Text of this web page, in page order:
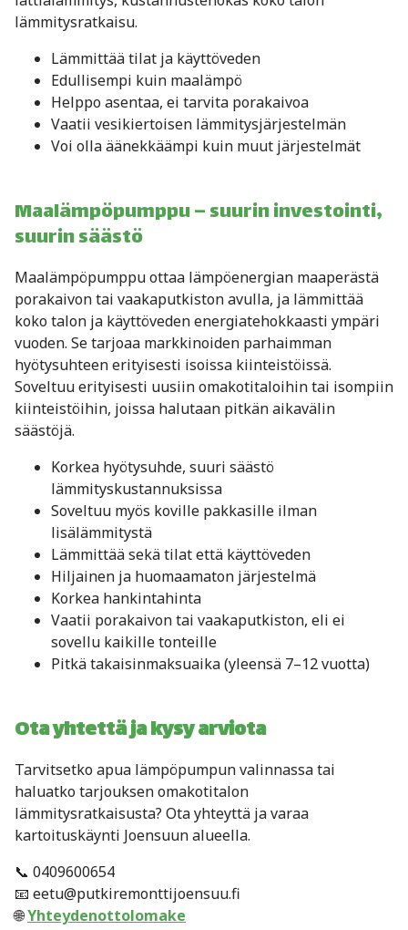
lämmitysratkaisu.
Lämmittää tilat ja käyttöveden
Edullisempi kuin maalämpö
Helppo asentaa, ei tarvita porakaivoa
Vaatii vesikiertoisen lämmitysjärjestelmän
Voi olla äänekkäämpi kuin muut järjestelmät
Maalämpöpumppu – suurin investointi,
suurin säästö
Maalämpöpumppu ottaa lämpöenergian maaperästä
porakaivon tai vaakaputkiston avulla, ja lämmittää
koko talon ja käyttöveden energiatehokkaasti ympäri
vuoden. Se tarjoaa markkinoiden parhaimman
hyötysuhteen erityisesti isoissa kiinteistöissä.
Soveltuu erityisesti uusiin omakotitaloihin tai isompiin
kiinteistöihin, joissa halutaan pitkän aikavälin
säästöjä.
Korkea hyötysuhde, suuri säästö
lämmityskustannuksissa
Soveltuu myös koville pakkasille ilman
lisälämmitystä
Lämmittää sekä tilat että käyttöveden
Hiljainen ja huomaamaton järjestelmä
Korkea hankintahinta
Vaatii porakaivon tai vaakaputkiston, eli ei
sovellu kaikille tonteille
Pitkä takaisinmaksuaika (yleensä 7–12 vuotta)
Ota yhtettä ja kysy arviota
Tarvitsetko apua lämpöpumpun valinnassa tai
haluatko tarjouksen omakotitalon
lämmitysratkaisusta? Ota yhteyttä ja varaa
kartoituskäynti Joensuun alueella.
📞 0409600654
📧 eetu@putkiremonttijoensuu.fi
🌐Yhteydenottolomake